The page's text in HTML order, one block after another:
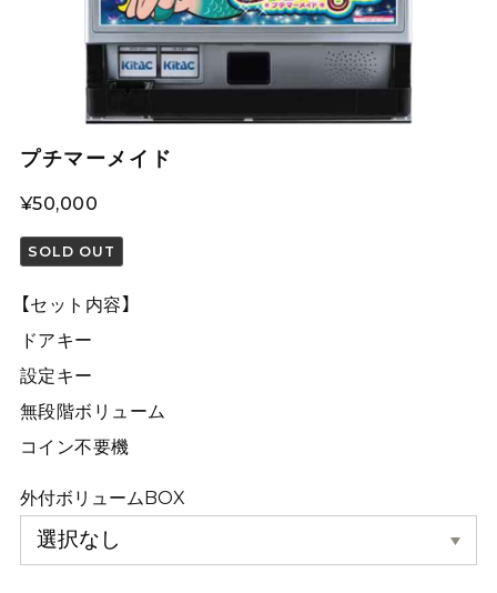
プチマーメイド
¥50,000
SOLD OUT
【セット内容】
ドアキー
設定キー
無段階ボリューム
コイン不要機
外付ボリュームBOX